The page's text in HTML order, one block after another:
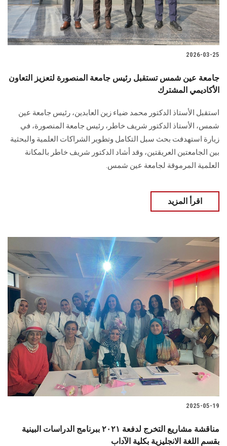
هيئة التدريس
الدراسات العليا
الزائـرون
سجل الان
2026-03-25
جامعة عين شمس تستقبل رئيس جامعة المنصورة لتعزيز التعاون
الأكاديمي المشترك
استقبل الأستاذ الدكتور محمد ضياء زين العابدين، رئيس جامعة عين
شمس، الأستاذ الدكتور شريف خاطر، رئيس جامعة المنصورة، في
زيارة استهدفت بحث سبل التكامل وتطوير الشراكات العلمية والبحثية
بين الجامعتين العريقتين، وقد أشاد الدكتور شريف خاطر بالمكانة
العلمية المرموقة لجامعة عين شمس.
اقرأ المزيد
2025-05-19
مناقشة مشاريع التخرج لدفعة ٢٠٢١ ببرنامج الدراسات البينية
بقسم اللغة الانجليزية بكلية الآداب